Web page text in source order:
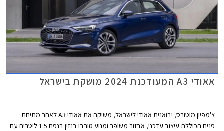
אאודי A3 המעודכנת 2024 מושקת בישראל
צ'מפיון מוטורס, יבואנית אאודי לישראל, משיקה את אאודי A3 לאחר מתיחת
פנים הכוללת עיצוב עדכני, אבזור משופר ומנוע טורבו בנזין בנפח 1.5 ליטרים עם